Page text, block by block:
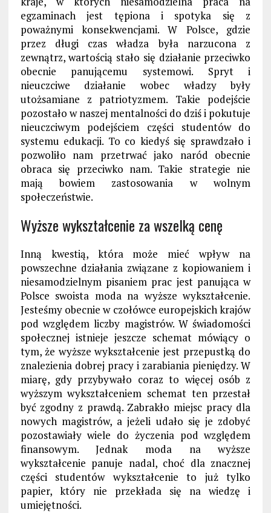
egzaminach jest tępiona i spotyka się z
poważnymi konsekwencjami. W Polsce, gdzie
przez długi czas władza była narzucona z
zewnątrz, wartością stało się działanie przeciwko
obecnie panującemu systemowi. Spryt i
nieuczciwe działanie wobec władzy były
utożsamiane z patriotyzmem. Takie podejście
pozostało w naszej mentalności do dziś i pokutuje
nieuczciwym podejściem części studentów do
systemu edukacji. To co kiedyś się sprawdzało i
pozwoliło nam przetrwać jako naród obecnie
obraca się przeciwko nam. Takie strategie nie
mają bowiem zastosowania w wolnym
społeczeństwie.
Wyższe wykształcenie za wszelką cenę
Inną kwestią, która może mieć wpływ na
powszechne działania związane z kopiowaniem i
niesamodzielnym pisaniem prac jest panująca w
Polsce swoista moda na wyższe wykształcenie.
Jesteśmy obecnie w czołówce europejskich krajów
pod względem liczby magistrów. W świadomości
społecznej istnieje jeszcze schemat mówiący o
tym, że wyższe wykształcenie jest przepustką do
znalezienia dobrej pracy i zarabiania pieniędzy. W
miarę, gdy przybywało coraz to więcej osób z
wyższym wykształceniem schemat ten przestał
być zgodny z prawdą. Zabrakło miejsc pracy dla
nowych magistrów, a jeżeli udało się je zdobyć
pozostawiały wiele do życzenia pod względem
finansowym. Jednak moda na wyższe
wykształcenie panuje nadal, choć dla znacznej
części studentów wykształcenie to już tylko
papier, który nie przekłada się na wiedzę i
umiejętności.